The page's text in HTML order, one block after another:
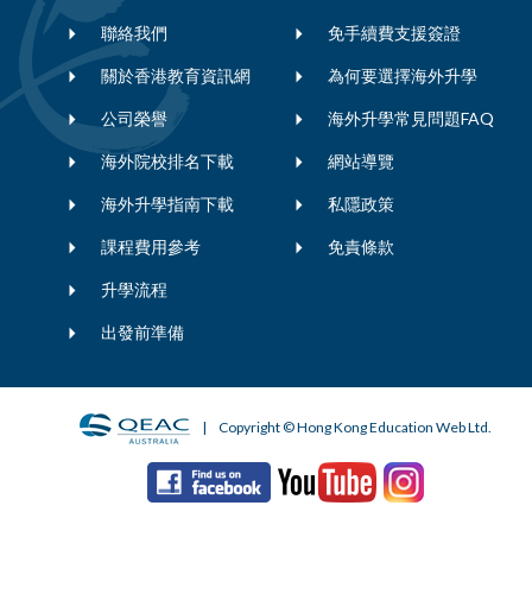
聯絡我們
關於香港教育資訊網
公司榮譽
海外院校排名下載
海外升學指南下載
課程費用參考
升學流程
出發前準備
免手續費支援簽證
為何要選擇海外升學
海外升學常見問題FAQ
網站導覽
私隱政策
免責條款
| Copyright © Hong Kong Education Web Ltd.